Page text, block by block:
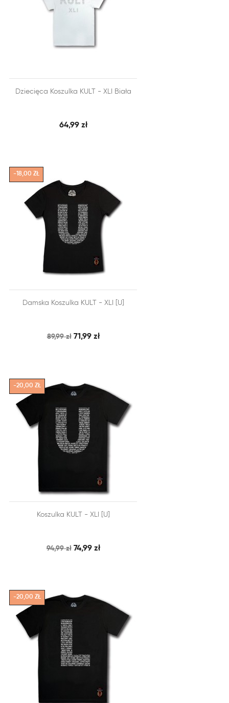
DODAJ DO KOSZYKA
SZYBKI PODGLĄD
Dziecięca Koszulka KULT - XLI Biała
64,99 zł
DODAJ DO KOSZYKA
SZYBKI PODGLĄD
Damska Koszulka KULT - XLI [U]
89,99 zł 71,99 zł
-18,00 ZŁ
DODAJ DO KOSZYKASZYBKI PODGLĄD
Koszulka KULT - XLI [U]
94,99 zł 74,99 zł
-20,00 ZŁ
-20,00 ZŁ